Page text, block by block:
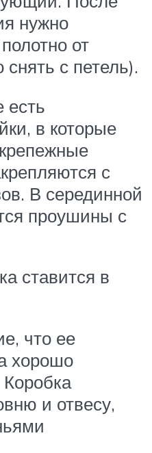
нужно
от
снять с петель).
есть
в которые
с
В серединной
проушины с
ставится в
что ее
хорошо
Коробка
и отвесу,